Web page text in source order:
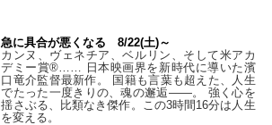
急に具合が悪くなる 8/22(土)～
カンヌ、ヴェネチア、ベルリン、そして米アカ
デミー賞®…… 日本映画界を新時代に導いた濱
口竜介監督最新作。 国籍も言葉も超えた、人生
でたった一度きりの、魂の邂逅――。 強く心を
揺さぶる、比類なき傑作。この3時間16分は人生
を変える。